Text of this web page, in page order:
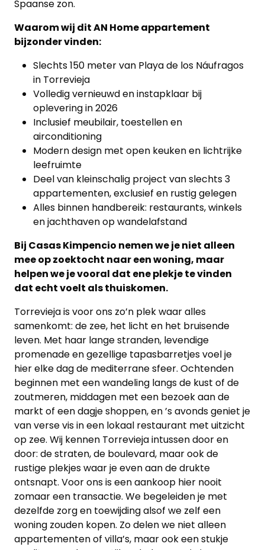
Spaanse zon.
Waarom wij dit AN Home appartement
bijzonder vinden:
Slechts 150 meter van Playa de los Náufragos
in Torrevieja
Volledig vernieuwd en instapklaar bij
oplevering in 2026
Inclusief meubilair, toestellen en
airconditioning
Modern design met open keuken en lichtrijke
leefruimte
Deel van kleinschalig project van slechts 3
appartementen, exclusief en rustig gelegen
Alles binnen handbereik: restaurants, winkels
en jachthaven op wandelafstand
Bij Casas Kimpencio nemen we je niet alleen
mee op zoektocht naar een woning, maar
helpen we je vooral dat ene plekje te vinden
dat echt voelt als thuiskomen.
Torrevieja is voor ons zo’n plek waar alles
samenkomt: de zee, het licht en het bruisende
leven. Met haar lange stranden, levendige
promenade en gezellige tapasbarretjes voel je
hier elke dag de mediterrane sfeer. Ochtenden
beginnen met een wandeling langs de kust of de
zoutmeren, middagen met een bezoek aan de
markt of een dagje shoppen, en ’s avonds geniet je
van verse vis in een lokaal restaurant met uitzicht
op zee. Wij kennen Torrevieja intussen door en
door: de straten, de boulevard, maar ook de
rustige plekjes waar je even aan de drukte
ontsnapt. Voor ons is een aankoop hier nooit
zomaar een transactie. We begeleiden je met
dezelfde zorg en toewijding alsof we zelf een
woning zouden kopen. Zo delen we niet alleen
appartementen of villa’s, maar ook een stukje